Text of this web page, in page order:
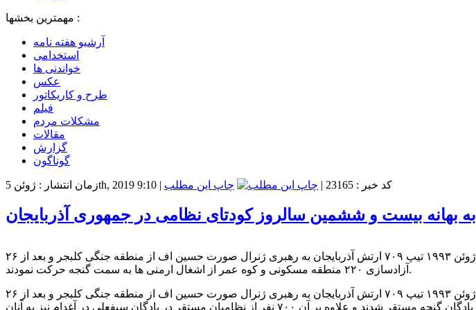
مهمترین بخشها :
آرشیو هفته نامه
استخدامی
خواندنی ها
عکس
طرح و کاریکاتور
فیلم
مشکلات مردم
مقالات
گزارش
گوناگون
زمان انتشار : ژوئن 5th, 2019 9:10 | کد خبر : 23165 | چاپ این مطلب
به بهانه بیست و ششمین سالروز کودتای نظامی در جمهوری آذربایجان
۲۶ سال از کودتای ژنرال صورت حسین اف بر علیه دولت ابوالفضل ائلچی بئی میگذرد در تاریخ ۴ ژوئن ۱۹۹۳ تیپ ۷۰۹ ارتش آذربایجان به رهبری ژنرال صورت حسین اف از منطقه جنگی کلبجر و بعد از
آزادسازی ۲۲۰ منطقه مسکونی و کوه عمر از اشغال ارمنی ها به سمت گنجه حرکت نمودند.
۲۶ سال از کودتای ژنرال صورت حسین اف بر علیه دولت ابوالفضل ائلچی بئی میگذرد در تاریخ ۴ ژوئن ۱۹۹۳ تیپ ۷۰۹ ارتش آذربایجان به رهبری ژنرال صورت حسین اف از منطقه جنگی کلبجر و بعد از
آزادسازی ۲۲۰ منطقه مسکونی و کوه عمر از اشغال ارمنی ها به سمت گنجه حرکت نمودند و در پادگان گنجه مستقر شدند و علاوه بر آن ۷۰۰ نفر از نظامیان مستقر در پادگان سیفعلی در آغدام نیز به آنان